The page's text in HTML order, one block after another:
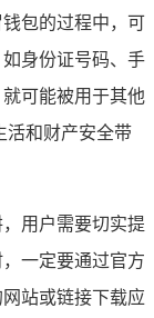
包的过程中，可
身份证号码、手
可能被用于其他
活和财产安全带
用户需要切实提
一定要通过官方
站或链接下载应